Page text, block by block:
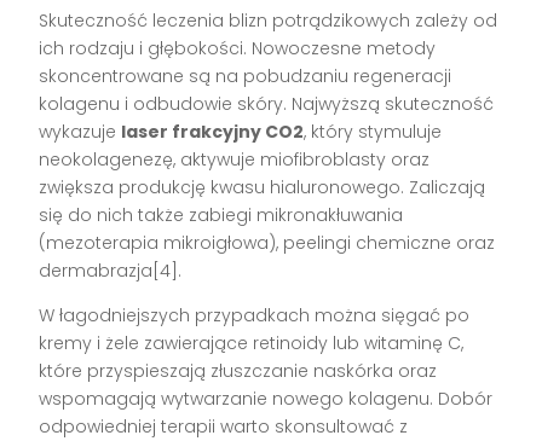
Skuteczność leczenia blizn potrądzikowych zależy od
ich rodzaju i głębokości. Nowoczesne metody
skoncentrowane są na pobudzaniu regeneracji
kolagenu i odbudowie skóry. Najwyższą skuteczność
wykazuje laser frakcyjny CO2, który stymuluje
neokolagenezę, aktywuje miofibroblasty oraz
zwiększa produkcję kwasu hialuronowego. Zaliczają
się do nich także zabiegi mikronakłuwania
(mezoterapia mikroigłowa), peelingi chemiczne oraz
dermabrazja[4].
W łagodniejszych przypadkach można sięgać po
kremy i żele zawierające retinoidy lub witaminę C,
które przyspieszają złuszczanie naskórka oraz
wspomagają wytwarzanie nowego kolagenu. Dobór
odpowiedniej terapii warto skonsultować z